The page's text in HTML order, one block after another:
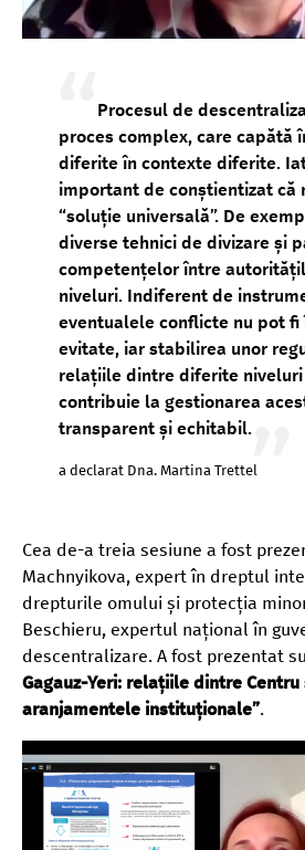
Procesul de
proces complex, care capătă
diferite în contexte diferite.
important de conștientizat că
“soluție universală”. De
diverse tehnici de divizare și
competențelor între
niveluri. Indiferent de
eventualele conflicte nu pot fi
evitate, iar stabilirea unor
relațiile dintre diferite niveluri
contribuie la gestionarea
transparent și echitabil.
a declarat Dna. Martina Trettel
Cea de-a treia sesiune a fost
Machnyikova, expert în dreptul
drepturile omului și protecția
Beschieru, expertul național în
descentralizare. A fost prezentat
Gagauz-Yeri: relațiile dintre Centru
aranjamentele instituționale”.